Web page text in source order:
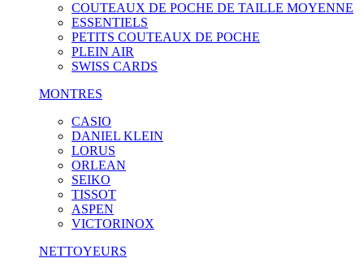
COUTEAUX DE POCHE DE TAILLE MOYENNE
ESSENTIELS
PETITS COUTEAUX DE POCHE
PLEIN AIR
SWISS CARDS
MONTRES
CASIO
DANIEL KLEIN
LORUS
ORLEAN
SEIKO
TISSOT
ASPEN
VICTORINOX
NETTOYEURS